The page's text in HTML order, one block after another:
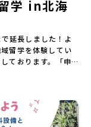
です。※1室1名で
代金に含まれる費
費（1泊分）・プロ
事代*以下の費用は
交通費・お土産代
人数】最大5名（お
定】お申し込み多
ご連絡いたしま
ら 5月21日(木)
おためし地域留学」
知りたい方や、お
れた「アイヌ文
た北部周辺で、先
れてきた文化で
、自然界のあらゆ
や家庭での行事な
繍（ししゅう）、
す。アイヌ文化で
ラ、暮らしの道具
のを「カムイ」と
いるもの、例え
学 in北海
延長しました！よ
留学を体験してい
ております。「申
も、この機会にぜ
切りを早める場合
💡北海道の高校留
て一歩踏み出す、あ